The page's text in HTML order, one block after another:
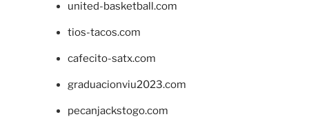
united-basketball.com
tios-tacos.com
cafecito-satx.com
graduacionviu2023.com
pecanjackstogo.com